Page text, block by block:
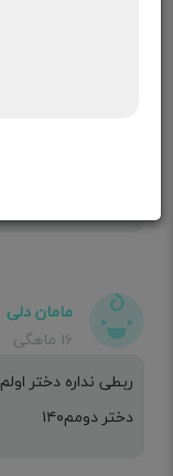
مامان مهدیس اگه
مامان دلی
۱۶ ماهگی
ربطی نداره دختر اولم ۱۷۰
دختر دومم۱۴۰